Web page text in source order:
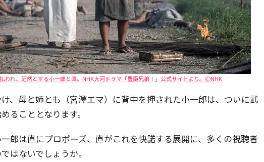
われ、茫然とする小一郎と直。NHK大河ドラマ「豊臣兄弟！」公式サイトより。🄫NHK
、母と姉とも（宮澤エマ）に背中を押された小一郎は、ついに武
ることとなります。
郎は直にプロポーズ、直がこれを快諾する展開に、多くの視聴者
はないでしょうか。